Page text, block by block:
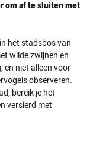
om af te sluiten met
het stadsbos van
wilde zwijnen en
en niet alleen voor
observeren.
bereik je het
versierd met